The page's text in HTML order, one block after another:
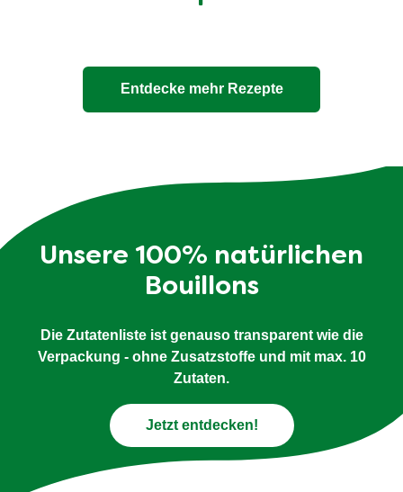
Entdecke mehr Rezepte
Unsere 100% natürlichen
Bouillons
Die Zutatenliste ist genauso transparent wie die
Verpackung - ohne Zusatzstoffe und mit max. 10
Zutaten.
Jetzt entdecken!